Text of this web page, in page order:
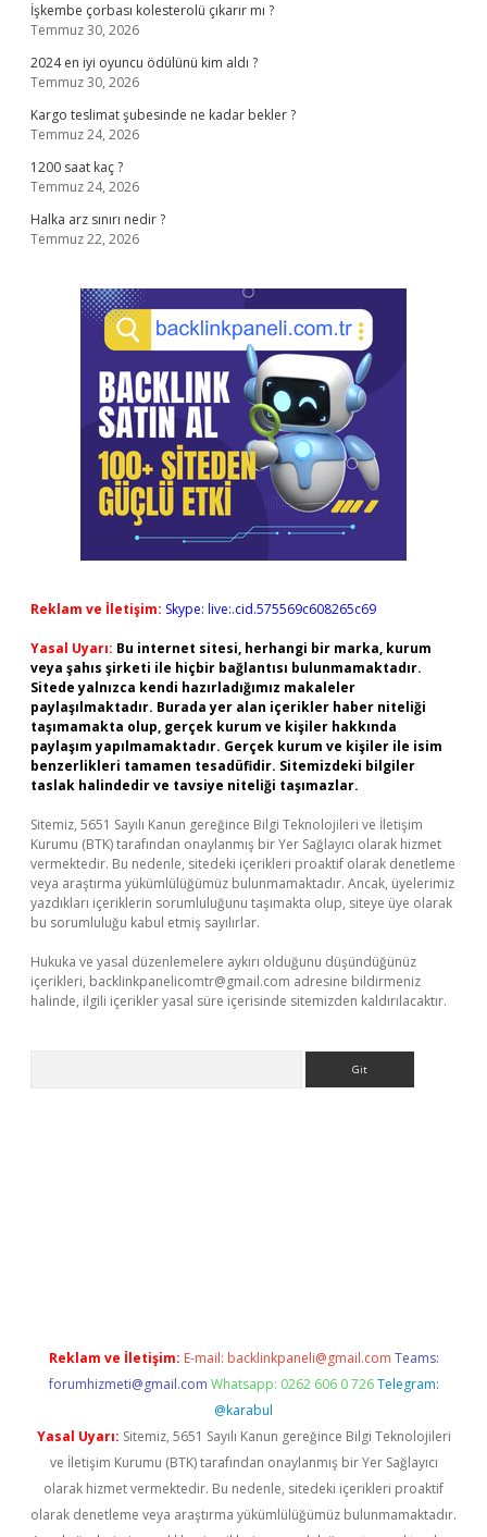
İşkembe çorbası kolesterolü çıkarır mı ?
Temmuz 30, 2026
2024 en iyi oyuncu ödülünü kim aldı ?
Temmuz 30, 2026
Kargo teslimat şubesinde ne kadar bekler ?
Temmuz 24, 2026
1200 saat kaç ?
Temmuz 24, 2026
Halka arz sınırı nedir ?
Temmuz 22, 2026
Reklam ve İletişim: Skype: live:.cid.575569c608265c69
Yasal Uyarı: Bu internet sitesi, herhangi bir marka, kurum
veya şahıs şirketi ile hiçbir bağlantısı bulunmamaktadır.
Sitede yalnızca kendi hazırladığımız makaleler
paylaşılmaktadır. Burada yer alan içerikler haber niteliği
taşımamakta olup, gerçek kurum ve kişiler hakkında
paylaşım yapılmamaktadır. Gerçek kurum ve kişiler ile isim
benzerlikleri tamamen tesadüfidir. Sitemizdeki bilgiler
taslak halindedir ve tavsiye niteliği taşımazlar.
Sitemiz, 5651 Sayılı Kanun gereğince Bilgi Teknolojileri ve İletişim
Kurumu (BTK) tarafından onaylanmış bir Yer Sağlayıcı olarak hizmet
vermektedir. Bu nedenle, sitedeki içerikleri proaktif olarak denetleme
veya araştırma yükümlülüğümüz bulunmamaktadır. Ancak, üyelerimiz
yazdıkları içeriklerin sorumluluğunu taşımakta olup, siteye üye olarak
bu sorumluluğu kabul etmiş sayılırlar.
Hukuka ve yasal düzenlemelere aykırı olduğunu düşündüğünüz
içerikleri, backlinkpanelicomtr@gmail.com adresine bildirmeniz
halinde, ilgili içerikler yasal süre içerisinde sitemizden kaldırılacaktır.
Reklam ve İletişim: E-mail: backlinkpaneli@gmail.com Teams:
forumhizmeti@gmail.com Whatsapp: 0262 606 0 726 Telegram:
@karabul
Yasal Uyarı: Sitemiz, 5651 Sayılı Kanun gereğince Bilgi Teknolojileri
ve İletişim Kurumu (BTK) tarafından onaylanmış bir Yer Sağlayıcı
olarak hizmet vermektedir. Bu nedenle, sitedeki içerikleri proaktif
olarak denetleme veya araştırma yükümlülüğümüz bulunmamaktadır.